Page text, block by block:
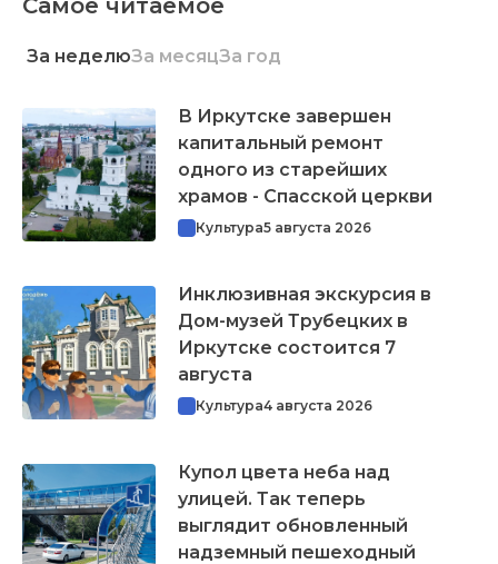
За неделюЗа месяцЗа год
В Иркутске завершен
капитальный ремонт
одного из старейших
храмов - Спасской церкви
Культура5 августа 2026
Инклюзивная экскурсия в
Дом-музей Трубецких в
Иркутске состоится 7
августа
Культура4 августа 2026
Купол цвета неба над
улицей. Так теперь
выглядит обновленный
надземный пешеходный